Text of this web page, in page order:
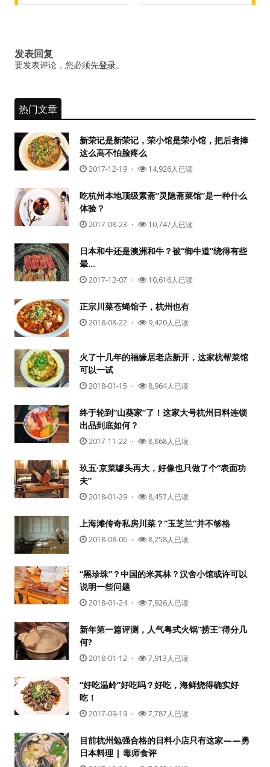
用户名或Email
密码
记住我的登录状态
章
发表回复
要发表评论，您必须先登录。
热门文章
新荣记是新荣记，荣小馆是荣小馆，把后者捧
这么高不怕脸疼么
2017-12-19 ・ 14,926人已读
吃杭州本地顶级素斋“灵隐斋菜馆”是一种什么
体验？
2017-08-23 ・ 10,747人已读
日本和牛还是澳洲和牛？被“御牛道”绕得有些
晕…
2017-12-07 ・ 10,616人已读
正宗川菜苍蝇馆子，杭州也有
2018-08-22 ・ 9,420人已读
火了十几年的福缘居老店新开，这家杭帮菜馆
可以一试
2018-01-15 ・ 8,964人已读
终于轮到“山葵家”了！这家大号杭州日料连锁
出品到底如何？
2017-11-22 ・ 8,868人已读
玖五·京菜噱头再大，好像也只做了个“表面功
夫”
2018-01-29 ・ 8,457人已读
上海滩传奇私房川菜？“玉芝兰”并不够格
2018-08-06 ・ 8,258人已读
“黑珍珠”？中国的米其林？汉舍小馆或许可以
说明一些问题
2018-01-24・ 7,926人已读
新年第一篇评测，人气粤式火锅“捞王”得分几
何?
2018-01-12 ・ 7,913人已读
“好吃温岭”好吃吗？好吃，海鲜烧得确实好
吃！
2017-09-19 ・ 7,787人已读
目前杭州勉强合格的日料小店只有这家——勇
日本料理 | 毒师食评